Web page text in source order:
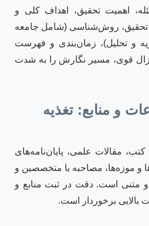
اهمیت تحقیق، اهداف کلی و
تحقیق، روش‌شناسی (شامل جامعه
و تحلیل)، زمان‌بندی و فهرست
قوی، مسیر نگارش را به شدت
و منابع: تغذیه
مقالات علمی، پایان‌نامه‌های
و موزه‌ها، مصاحبه با متخصصین و
متنی است. دقت در ثبت منابع و
برخوردار است.